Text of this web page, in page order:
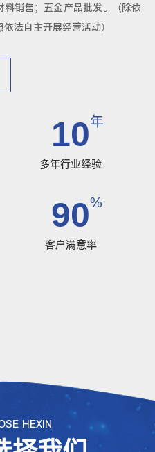
销售；五金产品批发。（除依
法自主开展经营活动）
10年
多年行业经验
90%
客户满意率
HEXIN